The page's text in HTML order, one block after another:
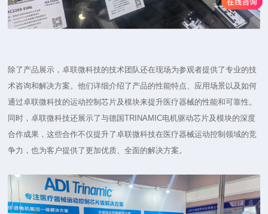
除了产品展示，卓联微科技的技术团队还在现场为参观者提供了专业的技
术咨询和解决方案。他们详细介绍了产品的性能特点、应用场景以及如何
通过卓联微科技的运动控制芯片及模块来提升医疗器械的性能和可靠性。
同时，卓联微科技还展示了与德国TRINAMIC电机驱动芯片及模块的深度
合作成果，这些合作不仅提升了卓联微科技在医疗器械运动控制领域的竞
争力，也为客户提供了更加优质、全面的解决方案。